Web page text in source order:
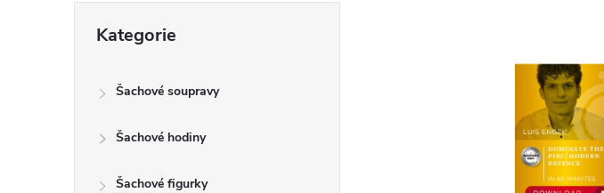
kategorie
Kategorie
Šachové soupravy
Šachové hodiny
Šachové figurky